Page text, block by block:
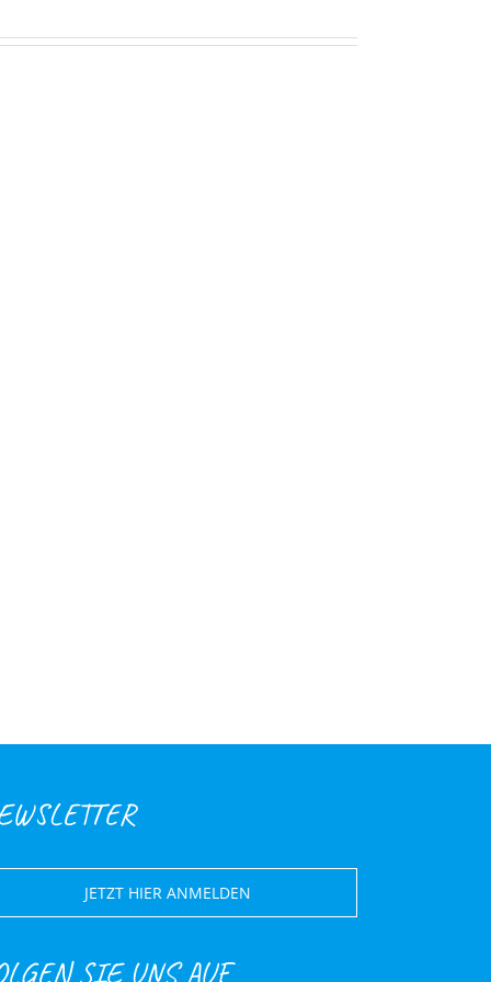
JETZT HIER ANMELDEN
SIE UNS AUF